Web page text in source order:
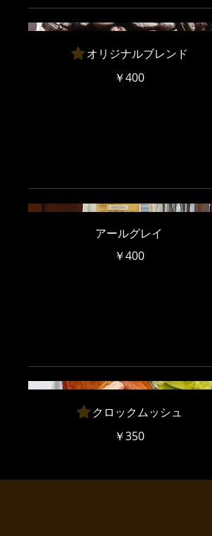
オリジナルブレンド
￥400
アールグレイ
￥400
クロックムッシュ
￥350